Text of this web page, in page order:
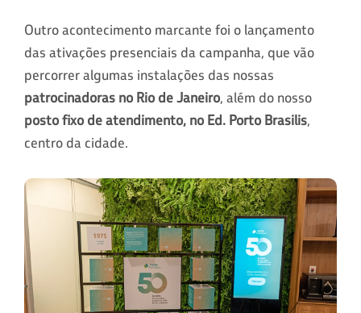
Outro acontecimento marcante foi o lançamento
das ativações presenciais da campanha, que vão
percorrer algumas instalações das nossas
patrocinadoras no Rio de Janeiro, além do nosso
posto fixo de atendimento, no Ed. Porto Brasilis,
centro da cidade.